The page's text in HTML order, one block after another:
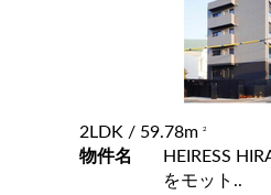
2LDK / 59.78m 2
物件名
HEIRESS
をモット..